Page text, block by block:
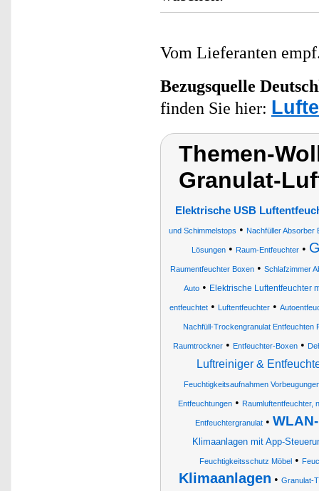
Vom Lieferanten
Bezugsquelle
finden Sie hier:
Themen-
Granulat-
Elektrische USB
und Schimmelstops • Nachfüller Absorber
Lösungen• Raum-Entfeuchter•
Raumentfeuchter Boxen• Schlafzimmer
Auto • Elektrische Luftentfeuchter
entfeuchtet• Luftentfeuchter•
Nachfüll-Trockengranulat Entfeuchten
Raumtrockner • Entfeuchter-Boxen •
Luftreiniger &
Feuchtigkeitsaufnahmen
Entfeuchtungen • Raumluftentfeuchter,
Entfeuchtergranulat•
Klimaanlagen mit App-
Feuchtigkeitsschutz Möbel •
Klimaanlagen • Granulat-